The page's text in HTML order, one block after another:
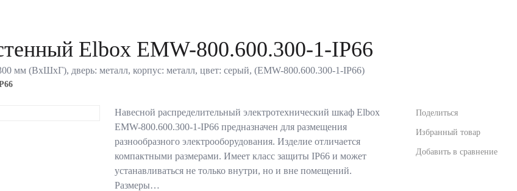
Elbox EMW-800.600.300-1-IP66
мм (ВхШхГ), дверь: металл, корпус: металл, цвет: серый, (EMW-800.600.300-1-IP66)
Навесной распределительный электротехнический шкаф Elbox
EMW-800.600.300-1-IP66 предназначен для размещения
разнообразного электрооборудования. Изделие отличается
компактными размерами. Имеет класс защиты IP66 и может
устанавливаться не только внутри, но и вне помещений.
Размеры…
Поделиться
Избранный товар
Добавить в сравнение